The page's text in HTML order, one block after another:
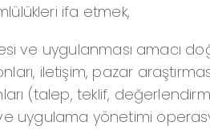
ifa etmek,
ve uygulanması amacı
iletişim, pazar
(talep, teklif,
uygulama yönetimi